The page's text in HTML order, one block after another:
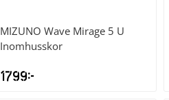
MIZUNO Wave Mirage 5 U
Inomhusskor
1799kr